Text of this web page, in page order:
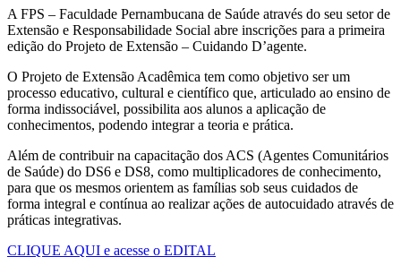
A FPS – Faculdade Pernambucana de Saúde através do seu setor de
Extensão e Responsabilidade Social abre inscrições para a primeira
edição do Projeto de Extensão – Cuidando D’agente.
O Projeto de Extensão Acadêmica tem como objetivo ser um
processo educativo, cultural e científico que, articulado ao ensino de
forma indissociável, possibilita aos alunos a aplicação de
conhecimentos, podendo integrar a teoria e prática.
Além de contribuir na capacitação dos ACS (Agentes Comunitários
de Saúde) do DS6 e DS8, como multiplicadores de conhecimento,
para que os mesmos orientem as famílias sob seus cuidados de
forma integral e contínua ao realizar ações de autocuidado através de
práticas integrativas.
CLIQUE AQUI e acesse o EDITAL